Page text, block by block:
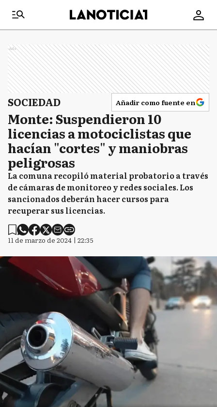
Ads
SOCIEDAD Añadir como fuente en
Monte: Suspendieron 10
licencias a motociclistas que
hacían "cortes" y maniobras
peligrosas
La comuna recopiló material probatorio a través
de cámaras de monitoreo y redes sociales. Los
sancionados deberán hacer cursos para
recuperar sus licencias.
11 de marzo de 2024 | 22:35